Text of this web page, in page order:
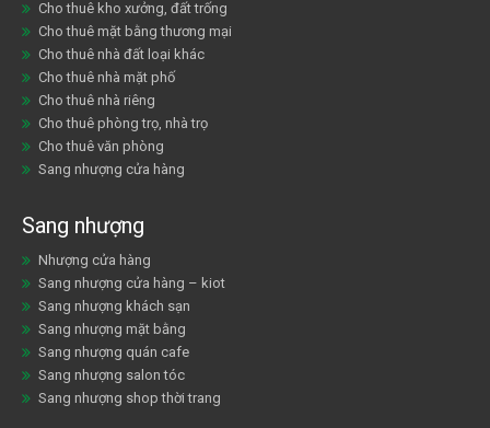
Cho thuê kho xưởng, đất trống
Cho thuê mặt bằng thương mại
Cho thuê nhà đất loại khác
Cho thuê nhà mặt phố
Cho thuê nhà riêng
Cho thuê phòng trọ, nhà trọ
Cho thuê văn phòng
Sang nhượng cửa hàng
Sang nhượng
Nhượng cửa hàng
Sang nhượng cửa hàng – kiot
Sang nhượng khách sạn
Sang nhượng mặt bằng
Sang nhượng quán cafe
Sang nhượng salon tóc
Sang nhượng shop thời trang